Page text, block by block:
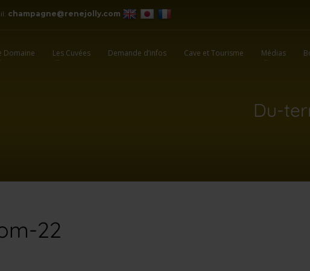
champagne@renejolly.com
Domaine Les Cuvées Demande d’infos Cave et Tourisme Médias
Du-
22